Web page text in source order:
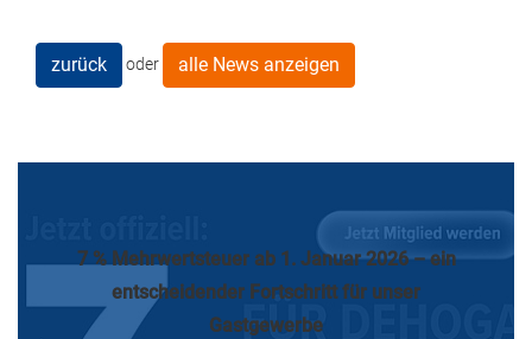
zurück oder alle News anzeigen
7 % Mehrwertsteuer ab 1. Januar 2026 – ein
entscheidender Fortschritt für unser
Gastgewerbe